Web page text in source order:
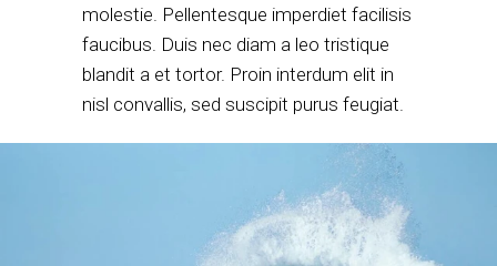
molestie. Pellentesque imperdiet facilisis
faucibus. Duis nec diam a leo tristique
blandit a et tortor. Proin interdum elit in
nisl convallis, sed suscipit purus feugiat.